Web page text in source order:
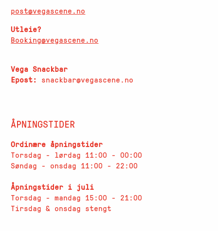
post@vegascene.no
Utleie?
Booking@vegascene.no
Vega Snackbar
Epost: snackbar@vegascene.no
ÅPNINGSTIDER
Ordinære åpningstider
Torsdag - lørdag 11:00 - 00:00
Søndag - onsdag 11:00 - 22:00
Åpningstider i juli
Torsdag - mandag 15:00 - 21:00
Tirsdag & onsdag stengt